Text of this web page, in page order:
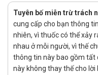
Dạng bột pha uống
Công dụng - Chỉ
CordyCollagen
Công dụng:
Hỗ trợ cải thiện nội
Tuyên bố miễn trừ trách
cung cấp cho bạn thông
nhiên, vì thuốc có thể xảy
nhau ở mỗi người, vì thế
thông tin này bao gồm tất
này không thay thế cho